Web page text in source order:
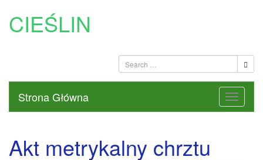
CIEŚLIN
Strona Główna
Akt metrykalny chrztu